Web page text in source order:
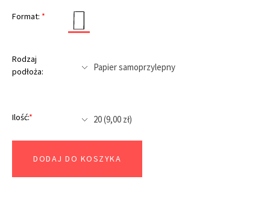
Format: *
Rodzaj
podłoża:
Ilość:*
DODAJ DO KOSZYKA